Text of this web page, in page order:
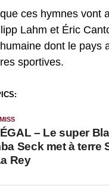
ces hymnes vont
Lahm et Éric
dont le
sportives.
– Le super
Seck met à terre
Rey